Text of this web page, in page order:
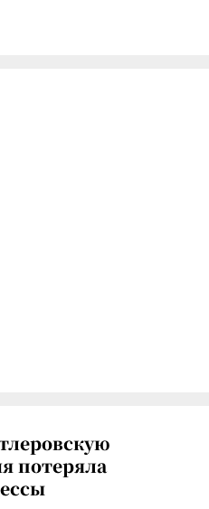
потеряла